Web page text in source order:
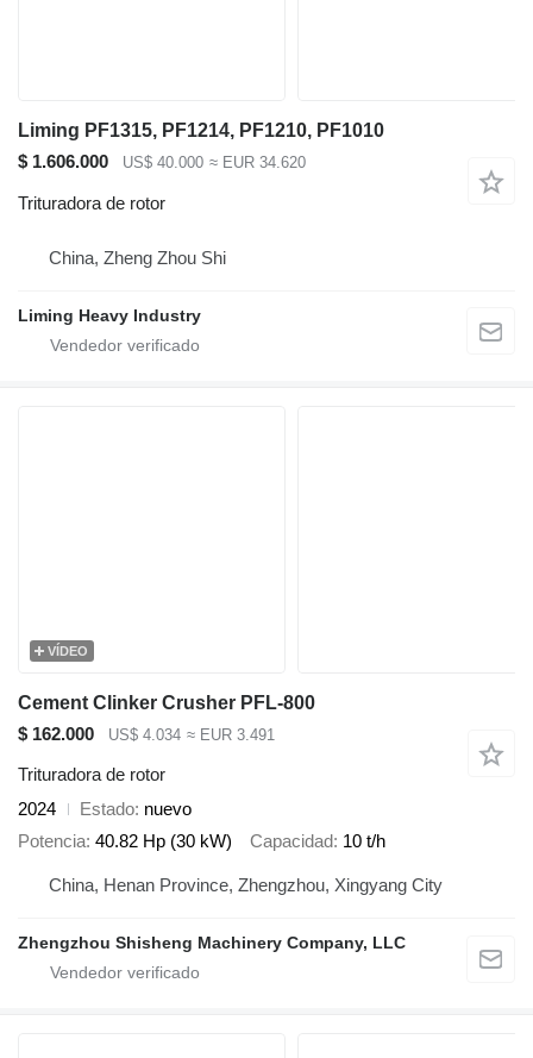
Liming PF1315, PF1214, PF1210, PF1010
$ 1.606.000
US$ 40.000 ≈ EUR 34.620
Trituradora de rotor
China, Zheng Zhou Shi
Liming Heavy Industry
VÍDEO
Cement Clinker Crusher PFL-800
$ 162.000
US$ 4.034 ≈ EUR 3.491
Trituradora de rotor
2024
Estado nuevo
Potencia 40.82 Hp (30 kW) Capacidad 10 t/h
China, Henan Province, Zhengzhou, Xingyang City
Zhengzhou Shisheng Machinery Company, LLC